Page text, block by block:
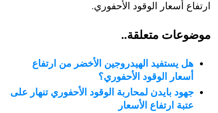
ارتفاع أسعار الوقود الأحفوري.
موضوعات متعلقة..
هل يستفيد الهيدروجين الأخضر من ارتفاع
أسعار الوقود الأحفوري؟
جهود بايدن لمحاربة الوقود الأحفوري تنهار على
عتبة ارتفاع الأسعار